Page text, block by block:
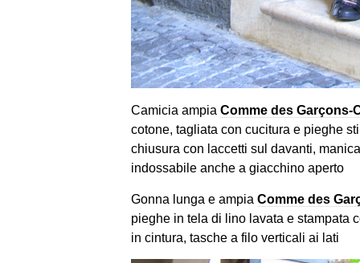
Camicia ampia Comme des Garçons-
cotone, tagliata con cucitura e pieghe
chiusura con laccetti sul davanti,
indossabile anche a giacchino aperto
Gonna lunga e ampia Comme des
pieghe in tela di lino lavata e stampata
in cintura, tasche a filo verticali ai lati